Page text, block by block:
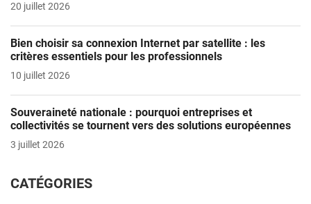
20 juillet 2026
Bien choisir sa connexion Internet par satellite : les
critères essentiels pour les professionnels
10 juillet 2026
Souveraineté nationale : pourquoi entreprises et
collectivités se tournent vers des solutions européennes
3 juillet 2026
CATÉGORIES